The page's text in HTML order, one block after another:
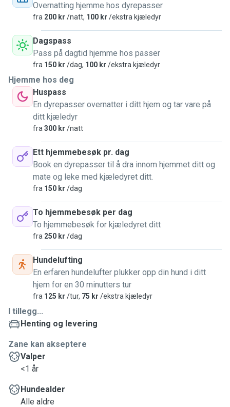
Jeg kan passe på dyr hjemme hos dere, gå på tur og mulig
også invitere hos meg.
Bor sentralt i Trondheim på lafemoy, og tar gjerne oppgaver
i området, og går gjerne på tur i Ladestien.
Jeg er samarbeidsvillig og kreativ, i fritiden besøker jeg
kultur og kunstangementer, liker å bade, badstue og reiser.
Overnatting hjemme hos dyrepasser
fra 200 kr /natt, 100 kr /ekstra kjæledyr
Dagspass
Pass på dagtid hjemme hos passer
fra 150 kr /dag, 100 kr /ekstra kjæledyr
Hjemme hos deg
Huspass
En dyrepasser overnatter i ditt hjem og tar vare på
ditt kjæledyr
fra 300 kr /natt
Ett hjemmebesøk pr. dag
Book en dyrepasser til å dra innom hjemmet ditt og
mate og leke med kjæledyret ditt.
fra 150 kr /dag
To hjemmebesøk per dag
To hjemmebesøk for kjæledyret ditt
fra 250 kr /dag
Hundelufting
En erfaren hundelufter plukker opp din hund i ditt
hjem for en 30 minutters tur
fra 125 kr /tur, 75 kr /ekstra kjæledyr
I tillegg...
Henting og levering
Zane kan akseptere
Valper
<1 år
Hundealder
Alle aldre